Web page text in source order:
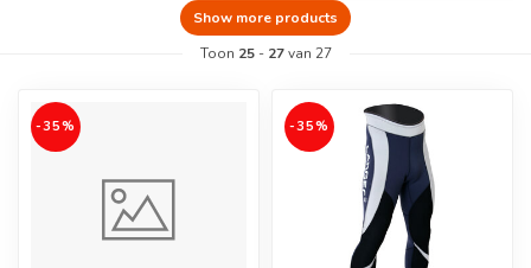
Show more products
Toon 25- 27van 27
-35% -35%